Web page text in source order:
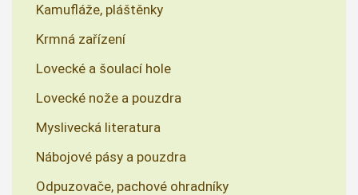
Kamufláže, pláštěnky
Krmná zařízení
Lovecké a šoulací hole
Lovecké nože a pouzdra
Myslivecká literatura
Nábojové pásy a pouzdra
Odpuzovače, pachové ohradníky